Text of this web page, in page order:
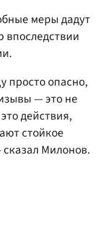
меры дадут
впоследствии
просто опасно,
— это не
действия,
стойкое
сказал Милонов.